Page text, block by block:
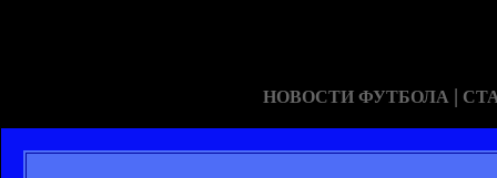
НОВОСТИ ФУТБОЛА |